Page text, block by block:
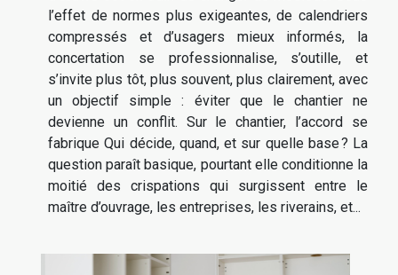
l’effet de normes plus exigeantes, de calendriers
compressés et d’usagers mieux informés, la
concertation se professionnalise, s’outille, et
s’invite plus tôt, plus souvent, plus clairement, avec
un objectif simple : éviter que le chantier ne
devienne un conflit. Sur le chantier, l’accord se
fabrique Qui décide, quand, et sur quelle base ? La
question paraît basique, pourtant elle conditionne la
moitié des crispations qui surgissent entre le
maître d’ouvrage, les entreprises, les riverains, et...